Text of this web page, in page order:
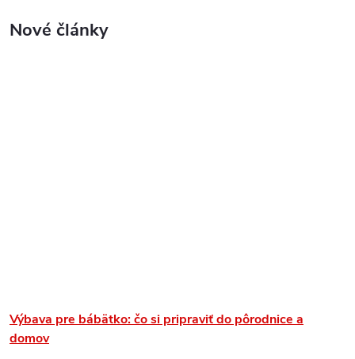
Nové články
Výbava pre bábätko: čo si pripraviť do pôrodnice a
domov